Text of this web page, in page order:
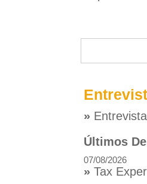
»
Últimos
07/08/2026
» Tax